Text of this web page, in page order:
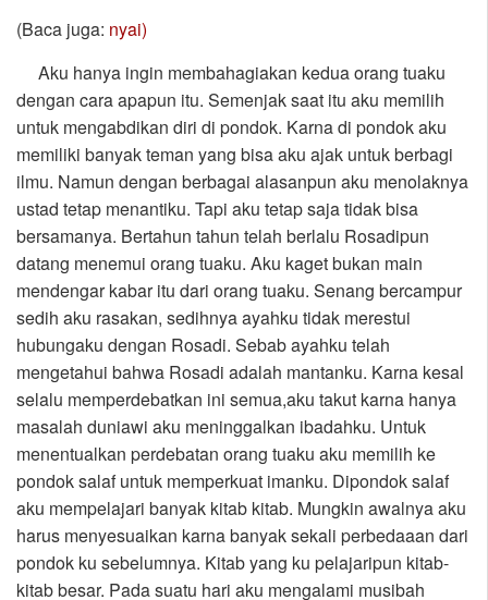
(Baca juga: nyai)
Aku hanya ingin membahagiakan kedua orang tuaku
dengan cara apapun itu. Semenjak saat itu aku memilih
untuk mengabdikan diri di pondok. Karna di pondok aku
memiliki banyak teman yang bisa aku ajak untuk berbagi
ilmu. Namun dengan berbagai alasanpun aku menolaknya
ustad tetap menantiku. Tapi aku tetap saja tidak bisa
bersamanya. Bertahun tahun telah berlalu Rosadipun
datang menemui orang tuaku. Aku kaget bukan main
mendengar kabar itu dari orang tuaku. Senang bercampur
sedih aku rasakan, sedihnya ayahku tidak merestui
hubungaku dengan Rosadi. Sebab ayahku telah
mengetahui bahwa Rosadi adalah mantanku. Karna kesal
selalu memperdebatkan ini semua,aku takut karna hanya
masalah duniawi aku meninggalkan ibadahku. Untuk
menentualkan perdebatan orang tuaku aku memilih ke
pondok salaf untuk memperkuat imanku. Dipondok salaf
aku mempelajari banyak kitab kitab. Mungkin awalnya aku
harus menyesuaikan karna banyak sekali perbedaaan dari
pondok ku sebelumnya. Kitab yang ku pelajaripun kitab-
kitab besar. Pada suatu hari aku mengalami musibah